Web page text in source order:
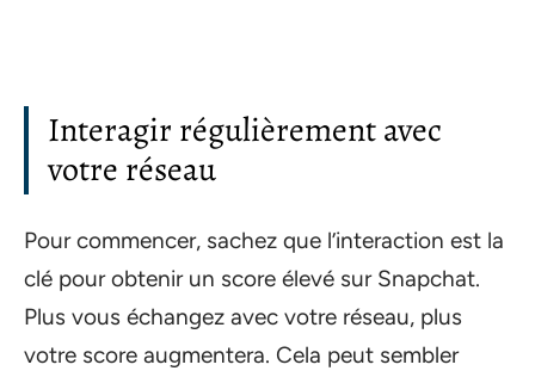
Interagir régulièrement avec
votre réseau
Pour commencer, sachez que l’interaction est la
clé pour obtenir un score élevé sur Snapchat.
Plus vous échangez avec votre réseau, plus
votre score augmentera. Cela peut sembler